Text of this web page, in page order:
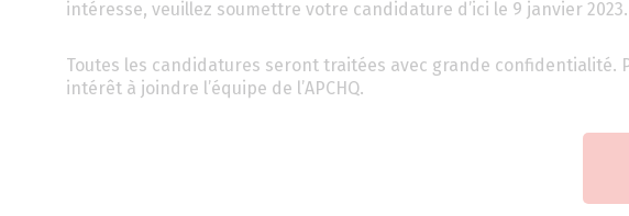
intéresse, veuillez soumettre votre candidature d’ici le 9 janvier 2023.
Toutes les candidatures seront traitées avec grande confidentialité.
intérêt à joindre l’équipe de l’APCHQ.